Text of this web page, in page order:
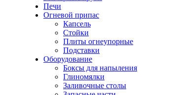
Печи
Огневой припас
Капсель
Стойки
Плиты огнеупорные
Подставки
Оборудование
Боксы для напыления
Глиномялки
Заливочные столы